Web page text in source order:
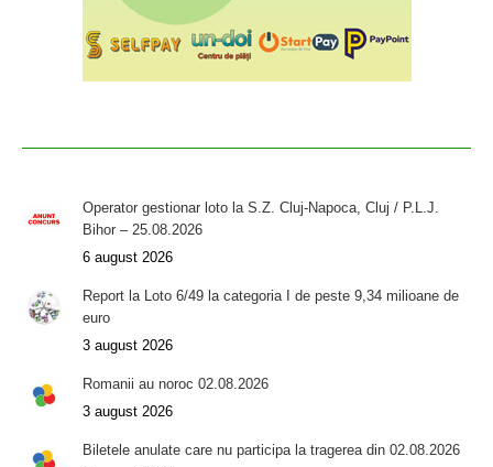
Operator gestionar loto la S.Z. Cluj-Napoca, Cluj / P.L.J.
Bihor – 25.08.2026
6 august 2026
Report la Loto 6/49 la categoria I de peste 9,34 milioane de
euro
3 august 2026
Romanii au noroc 02.08.2026
3 august 2026
Biletele anulate care nu participa la tragerea din 02.08.2026